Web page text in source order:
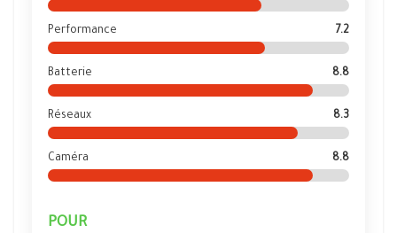
Performance 7.2
Batterie 8.8
Réseaux 8.3
Caméra 8.8
POUR